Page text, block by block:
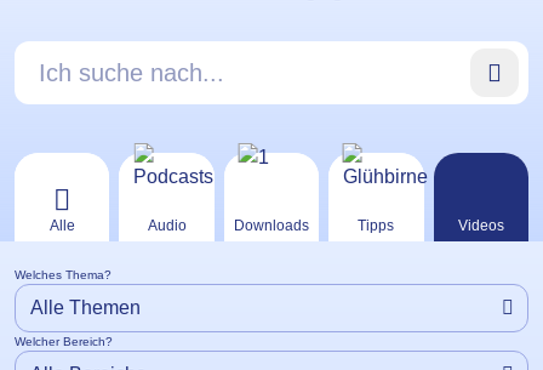
Ich suche nach…
Kategorie Alle öffnen
Alle
Kategorie Audio öffnen
Audio
Kategorie Downloads öffnen
Downloads
Kategorie Tipps
Tipps Videos
Welches Thema?
Welcher Bereich?